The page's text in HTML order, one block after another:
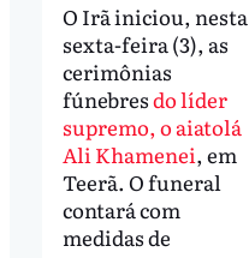
O Irã iniciou, nesta
sexta-feira (3), as
cerimônias
fúnebresdo líder
supremo, o aiatolá
Ali Khamenei, em
Teerã. O funeral
contará com
medidas de